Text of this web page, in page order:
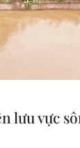
giống bị
2024
lưu vực